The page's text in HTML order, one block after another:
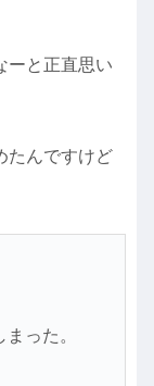
ーと正直思い
たんですけど
った。